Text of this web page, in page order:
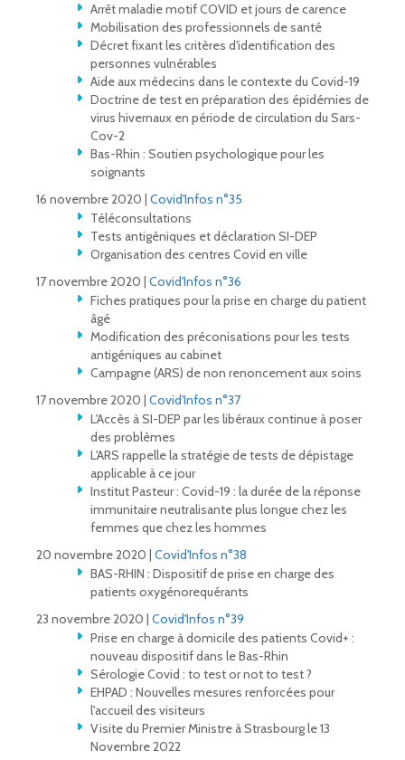
Arrêt maladie motif COVID et jours de carence
Mobilisation des professionnels de santé
Décret fixant les critères d'identification des
personnes vulnérables
Aide aux médecins dans le contexte du Covid-19
Doctrine de test en préparation des épidémies de
virus hivernaux en période de circulation du Sars-
Cov-2
Bas-Rhin : Soutien psychologique pour les
soignants
16 novembre 2020 | Covid'Infos n°35
Téléconsultations
Tests antigéniques et déclaration SI-DEP
Organisation des centres Covid en ville
17 novembre 2020 | Covid'Infos n°36
Fiches pratiques pour la prise en charge du patient
âgé
Modification des préconisations pour les tests
antigéniques au cabinet
Campagne (ARS) de non renoncement aux soins
17 novembre 2020 | Covid'Infos n°37
L'Accès à SI-DEP par les libéraux continue à poser
des problèmes
L'ARS rappelle la stratégie de tests de dépistage
applicable à ce jour
Institut Pasteur : Covid-19 : la durée de la réponse
immunitaire neutralisante plus longue chez les
femmes que chez les hommes
20 novembre 2020 | Covid'Infos n°38
BAS-RHIN : Dispositif de prise en charge des
patients oxygénorequérants
23 novembre 2020 | Covid'Infos n°39
Prise en charge à domicile des patients Covid+ :
nouveau dispositif dans le Bas-Rhin
Sérologie Covid : to test or not to test ?
EHPAD : Nouvelles mesures renforcées pour
l'accueil des visiteurs
Visite du Premier Ministre à Strasbourg le 13
Novembre 2022